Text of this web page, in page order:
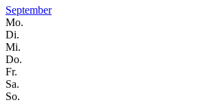
September
Mo.
Di.
Mi.
Do.
Fr.
Sa.
So.